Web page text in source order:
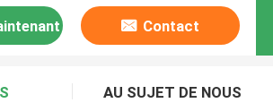
Contact
AU SUJET DE NOUS